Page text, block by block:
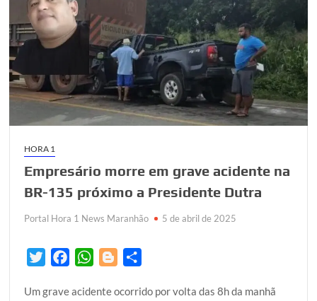
HORA 1
Empresário morre em grave acidente na
BR-135 próximo a Presidente Dutra
Portal Hora 1 News Maranhão 5 de abril de 2025
i
c
W
a
o
a
Um grave acidente ocorrido por volta das 8h da manhã